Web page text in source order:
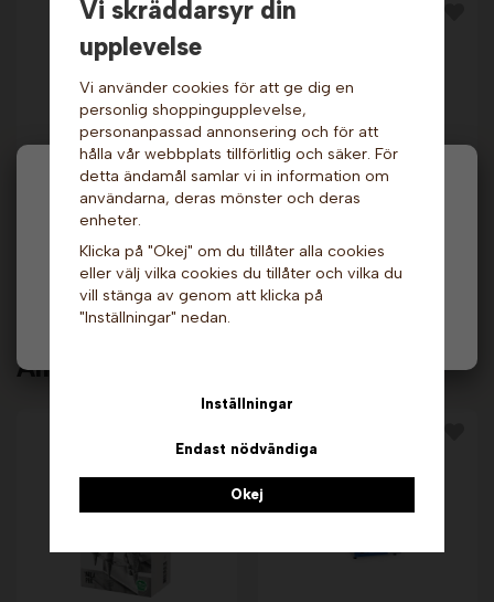
Hej och välkommen till Gottes!
Hos oss får alla handla men välj privatperson (inkl.
moms) eller företag (exkl. moms) för hur våra priser
ska visas.
Privat
Popcornbägare -
Röd/Vit, 0,8 liter x 10
st.
29 kr
Info & Köp
Popcornbägare 1,7 l -
Röd/Vit 400 st.
1 099 kr
Andra köpte även
Vi skräddarsyr din
upplevelse
Vi använder cookies för att ge dig en
personlig shoppingupplevelse,
personanpassad annonsering och för att
hålla vår webbplats tillförlitlig och säker. För
detta ändamål samlar vi in information om
användarna, deras mönster och deras
enheter.
Klicka på "Okej" om du tillåter alla cookies
eller välj vilka cookies du tillåter och vilka du
vill stänga av genom att klicka på
"Inställningar" nedan.
Inställningar
Endast nödvändiga
Okej